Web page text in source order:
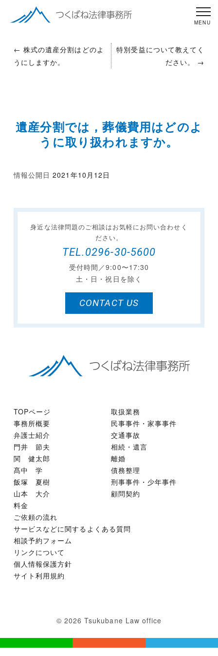
← 株式の遺産分割はどのよ
うにしますか。
特別受益について教えてく
ださい。 →
遺産分割では，葬儀費用はどのよ
うに取り扱われますか。
情報公開日 2021年10月12日
身近な法律問題のご相談はお気軽にお問い合わせく
ださい。
TEL.0296-30-5600
受付時間／9:00〜17:30
土・日・祝日を除く
CONTACT US
TOPページ
事務所概要
弁護士紹介
門井 節夫
関 健太郎
髙中 学
飯塚 夏樹
山本 大介
取扱業務
民事事件・家事事件
交通事故
相続・遺言
離婚
債務整理
刑事事件・少年事件
顧問契約
料金
ご依頼の流れ
サービスなどに関するよくある質問
相談予約フォーム
リンクについて
個人情報保護方針
サイト利用規約
© 2026 Tsukubane Law office